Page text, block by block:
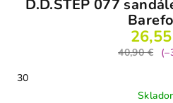
D.D.STEP 077
40,90 €
30